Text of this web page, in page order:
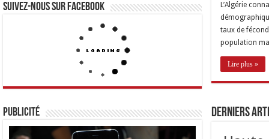
L’Algérie
taux de
population
Lire plus »
Derniers
Suivez-nous sur Facebook
Publicité